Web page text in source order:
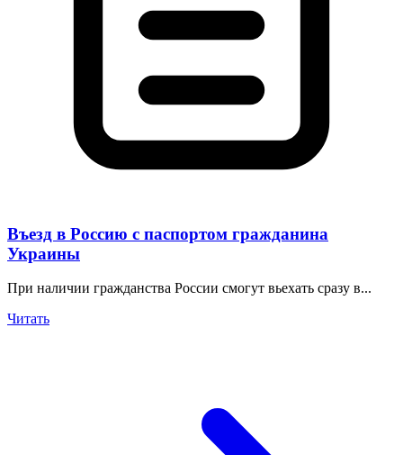
Въезд в Россию с паспортом гражданина
Украины
При наличии гражданства России смогут вьехать сразу в...
Читать